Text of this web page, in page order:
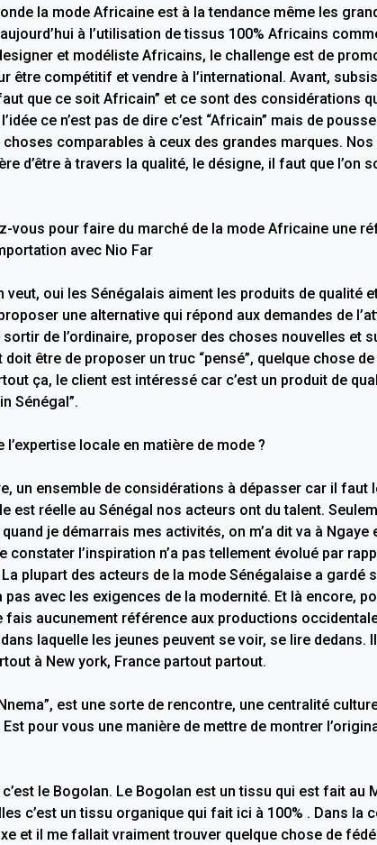
la mode Africaine est à la tendance même les
à l’utilisation de tissus 100% Africains
et modéliste Africains, le challenge est de
être compétitif et vendre à l’international. Avant,
que ce soit Africain” et ce sont des considérations
ce n’est pas de dire c’est “Africain” mais de
comparables à ceux des grandes marques.
d’être à travers la qualité, le désigne, il faut que l’on
vous pour faire du marché de la mode Africaine une
avec Nio Far
oui les Sénégalais aiment les produits de qualité et
une alternative qui répond aux demandes de
de l’ordinaire, proposer des choses nouvelles et
être de proposer un truc “pensé”, quelque chose
ça, le client est intéressé car c’est un produit de
Sénégal”.
locale en matière de mode ?
un ensemble de considérations à dépasser car il faut
est réelle au Sénégal nos acteurs ont du talent.
je démarrais mes activités, on m’a dit va à
constater l’inspiration n’a pas tellement évolué par
plupart des acteurs de la mode Sénégalaise a gardé
avec les exigences de la modernité. Et là encore,
fais aucunement référence aux productions
laquelle les jeunes peuvent se voir, se lire dedans.
à New york, France partout partout.
est une sorte de rencontre, une centralité
pour vous une manière de mettre de montrer
le Bogolan. Le Bogolan est un tissu qui est fait au
c’est un tissu organique qui fait ici à 100% . Dans la
et il me fallait vraiment trouver quelque chose de